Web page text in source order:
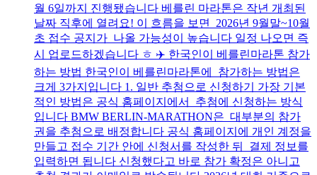
월 6일까지 진행됐습니다 베를린 마라톤은 작년 개최된
날짜 직후에 열려요! 이 흐름을 보면 2026년 9월말~10월
초 접수 공지가 나올 가능성이 높습니다 일정 나오면 즉
시 업로드하겠습니다 ㅎ ✈️ 한국인이 베를린마라톤 참가
하는 방법 한국인이 베를린마라톤에 참가하는 방법은
크게 3가지입니다 1. 일반 추첨으로 신청하기 가장 기본
적인 방법은 공식 홈페이지에서 추첨에 신청하는 방식
입니다 BMW BERLIN-MARATHON은 대부분의 참가
권을 추첨으로 배정합니다 공식 홈페이지에 개인 계정을
만들고 접수 기간 안에 신청서를 작성한 뒤 결제 정보를
입력하면 됩니다 신청했다고 바로 참가 확정은 아니고